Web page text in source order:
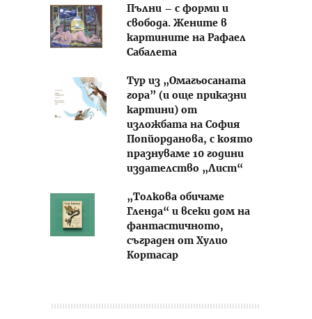
Пълни – с форми и
свобода. Жените в
картините на Рафаел
Сабалета
Тур из „Омагьосаната
гора” (и още приказни
картини) от
изложбата на София
Попйорданова, с която
празнуваме 10 години
издателство „Лист“
„Толкова обичаме
Гленда“ и всеки дом на
фантастичното,
съграден от Хулио
Кортасар